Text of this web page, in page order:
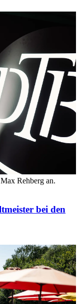
Rehberg an.
bei den